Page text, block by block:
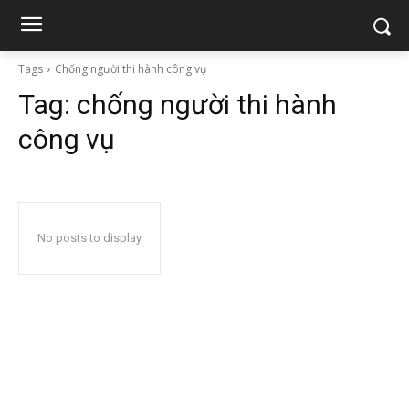
Tags Chống người thi hành công vụ
Tag: chống người thi hành
công vụ
No posts to display